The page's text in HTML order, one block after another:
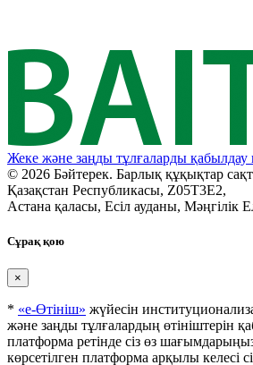
Жеке және заңды тұлғаларды қабылдау
© 2026 Бәйтерек. Барлық құқықтар
Қазақстан Республикасы, Z05T3E2,
Астана қаласы, Есіл ауданы, Мәңгілік
Сұрақ қою
×
* «е-Өтініш» жүйесін
және заңды тұлғалардың өтініштерін
платформа ретінде сіз өз шағымдарыңыз
көрсетілген платформа арқылы келесі